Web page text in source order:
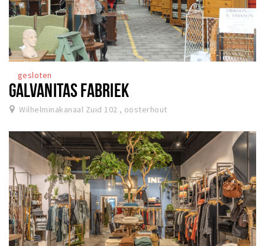
gesloten
GALVANITAS FABRIEK
Wilhelminakanaal Zuid 102 , oosterhout